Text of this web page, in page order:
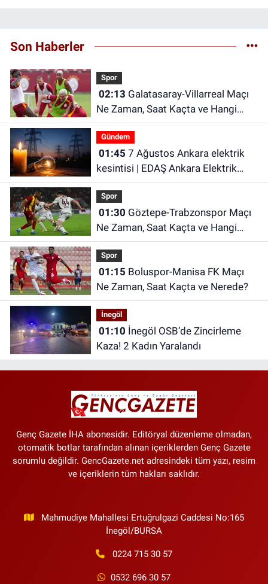
Son Haberler
Spor
02:13
Ne Zaman, Saat Kaçta ve Hangi
Kanalda? Galatasaray hazırlık maçı
ne zaman?
Gündem
01:45
kesintisi | EDAŞ Ankara Elektrik
Kesintisi
Spor
01:30
Ne Zaman, Saat Kaçta ve Hangi
Kanalda?
Spor
01:15
Ne Zaman, Saat Kaçta ve Nerede?
İnegöl
01:10
Kaza! 2 Kadın Yaralandı
Genç Gazete İHA abonesidir. Editöryal düzenleme olmadan,
otomatik botlar tarafından alınan içeriklerden Genç Gazete
sorumlu değildir. GencGazete.net adresindeki tüm yazı, resim
ve içeriklerin tüm hakları saklıdır.
Mahmudiye Mahallesi Ertuğrulgazi Caddesi No:165
İnegöl/BURSA
0224 715 30 57
0532 696 30 57